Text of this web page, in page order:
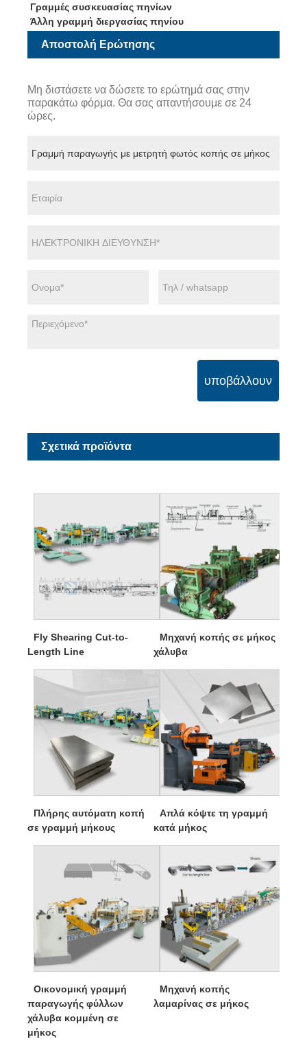
Γραμμές συσκευασίας πηνίων
Άλλη γραμμή διεργασίας πηνίου
Αποστολή Ερώτησης
Μη διστάσετε να δώσετε το ερώτημά σας στην
παρακάτω φόρμα. Θα σας απαντήσουμε σε 24
ώρες.
υποβάλλουν
Σχετικά προϊόντα
Fly Shearing Cut-to-
Length Line
Μηχανή κοπής σε μήκος
χάλυβα
Πλήρης αυτόματη κοπή
σε γραμμή μήκους
Απλά κόψτε τη γραμμή
κατά μήκος
Οικονομική γραμμή
παραγωγής φύλλων
χάλυβα κομμένη σε
μήκος
Μηχανή κοπής
λαμαρίνας σε μήκος